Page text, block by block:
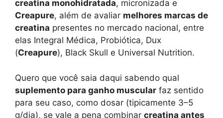
creatina monohidratada, micronizada e
Creapure, além de avaliar melhores marcas de
creatina presentes no mercado nacional, entre
elas Integral Médica, Probiótica, Dux
(Creapure), Black Skull e Universal Nutrition.
Quero que você saia daqui sabendo qual
suplemento para ganho muscular faz sentido
para seu caso, como dosar (tipicamente 3–5
g/dia), se vale a pena combinar creatina antes